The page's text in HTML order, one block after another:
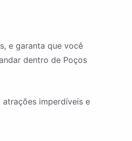
e garanta que você
dentro de Poços
imperdíveis e